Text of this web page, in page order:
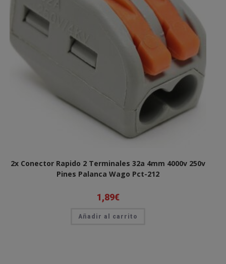
2x Conector Rapido 2 Terminales 32a 4mm 4000v 250v
Pines Palanca Wago Pct-212
1,89€
Añadir al carrito